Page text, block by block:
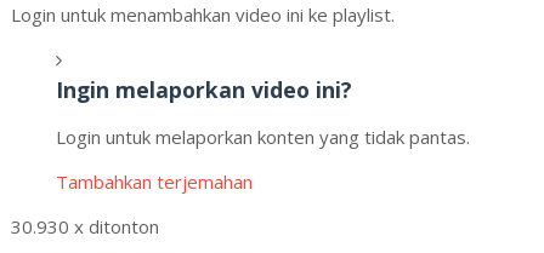
Login untuk menambahkan video ini ke playlist.
Ingin melaporkan video ini?
Login untuk melaporkan konten yang tidak pantas.
Tambahkan terjemahan
30.930 x ditonton